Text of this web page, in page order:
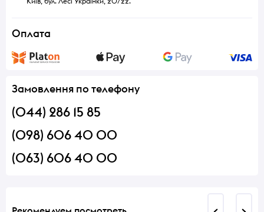
Оплата
Замовлення по телефону
(044) 286 15 85
(098) 606 40 00
(063) 606 40 00